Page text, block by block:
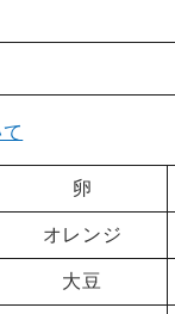
卵
オレンジ
大豆